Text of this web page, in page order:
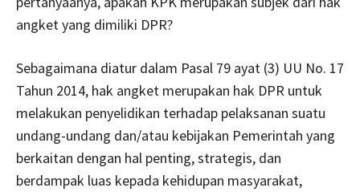
angket yang dimiliki DPR?
Sebagaimana diatur dalam Pasal 79 ayat (3) UU No. 17
Tahun 2014, hak angket merupakan hak DPR untuk
melakukan penyelidikan terhadap pelaksanan suatu
undang-undang dan/atau kebijakan Pemerintah yang
berkaitan dengan hal penting, strategis, dan
berdampak luas kepada kehidupan masyarakat,